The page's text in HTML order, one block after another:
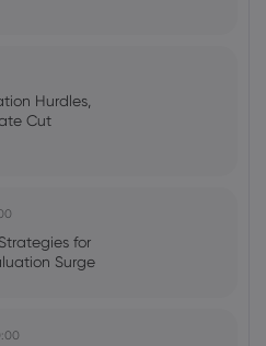
Hurdles,
Cut
for
Surge